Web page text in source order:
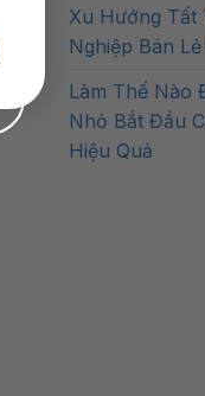
Xu Hướng Tất
Nghiệp Bán
Làm Thế Nào
Nhỏ Bắt Đầu
Hiệu Quả